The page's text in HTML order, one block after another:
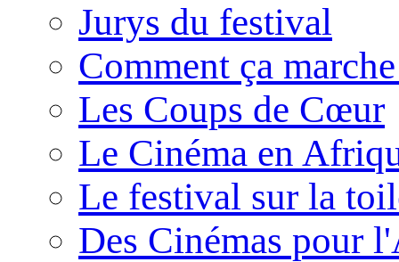
Jurys du festival
Comment ça
Les Coups de Cœur
Le Cinéma en
Le festival sur la
Des Cinémas pour